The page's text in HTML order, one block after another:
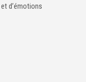
d’émotions